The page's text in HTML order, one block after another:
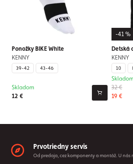
Ponožky BIKE White
KENNY
39-42 43-46
12 €
Skladom
-41 %
Detská
KENNY
10
32 €
19 €
Prvotriedny servis
Od predaja, cez komponenty a montáž. U nás